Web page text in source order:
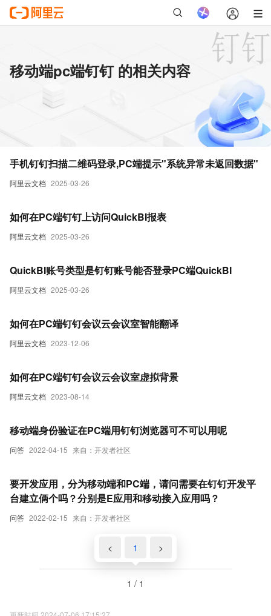
移动端pc端钉钉 的相关内容
阿里云文档 2025-03-26
手机钉钉扫描二维码登录,PC端提示"系统异常未返回数据"
阿里云文档 2025-03-26
如何在PC端钉钉上访问QuickBI报表
阿里云文档 2025-03-26
QuickBI账号类型是钉钉账号能否登录PC端QuickBI
阿里云文档 2023-12-06
如何在PC端钉钉会议云会议室智能翻译
阿里云文档 2023-08-14
如何在PC端钉钉会议云会议室虚拟背景
问答 2022-04-15 来自：开发者社区
移动端身份验证在PC端用钉钉浏览器可不可以用呢
问答 2022-02-15 来自：开发者社区
要开发应用，分为移动端和PC端，请问需要在钉钉开发平
台建立俩个吗？分别是E应用和移动接入应用吗？
< 1 >
1 / 1